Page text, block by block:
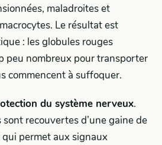
maladroites et
Le résultat est
: les globules rouges
peu nombreux pour transporter
commencent à suffoquer.
du système nerveux.
recouvertes d’une gaine de
permet aux signaux